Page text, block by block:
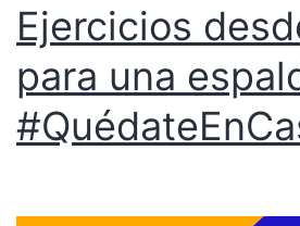
Ejercicios
para una